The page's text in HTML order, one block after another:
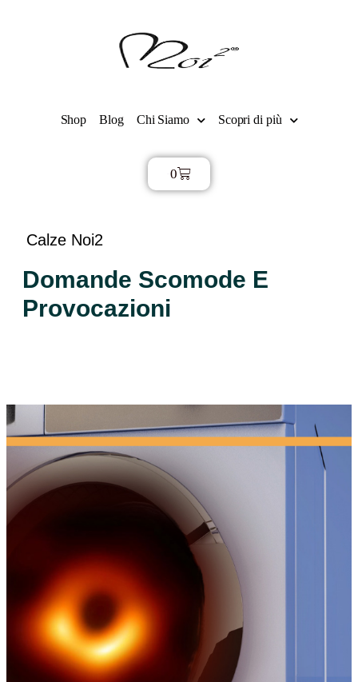
Shop Blog Chi Siamo Scopri di più
0
Calze Noi2
Domande Scomode E
Provocazioni